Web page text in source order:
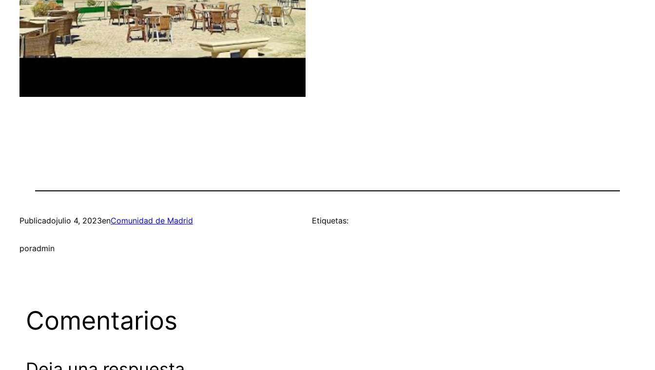
Publicadojulio 4, 2023enComunidad de Madrid
poradmin
Etiquetas:
Comentarios